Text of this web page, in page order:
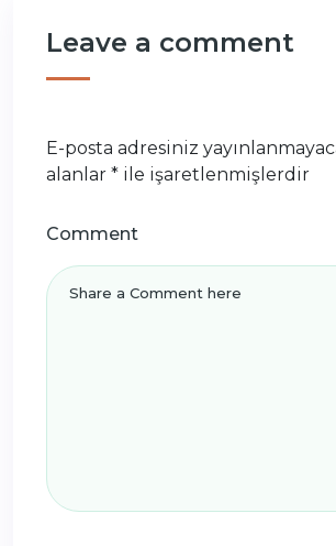
Leave a comment
E-posta adresiniz
alanlar * ile işaretlenmişlerdir
Comment